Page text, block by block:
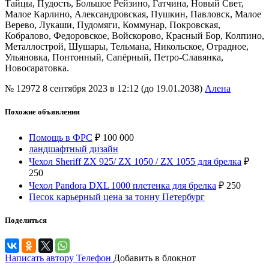
Тайцы, Пудость, Большое Рейзино, Гатчина, Новый Свет,
Малое Карлино, Александровская, Пушкин, Павловск, Малое
Верево, Лукаши, Пудомяги, Коммунар, Покровская,
Кобралово, Федоровское, Войскорово, Красный Бор, Колпино,
Металлострой, Шушары, Тельмана, Никольское, Отрадное,
Ульяновка, Понтонный, Сапёрный, Петро-Славянка,
Новосаратовка.
№ 12972 8 сентября 2023 в 12:12 (до 19.01.2038) Алена
Похожие объявления
Помощь в ФРС ₽ 100 000
ландшафтный дизайн
Чехол Sheriff ZX 925/ ZX 1050 / ZX 1055 для брелка ₽
250
Чехол Pandora DXL 1000 плетенка для брелка ₽ 250
Песок карьерный цена за тонну Петербург
Поделиться
Написать автору Телефон Добавить в блокнот